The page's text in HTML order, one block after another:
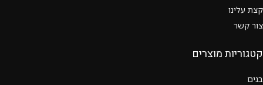
קצת עלינו
צור קשר
קטגוריות מוצרים
בנים